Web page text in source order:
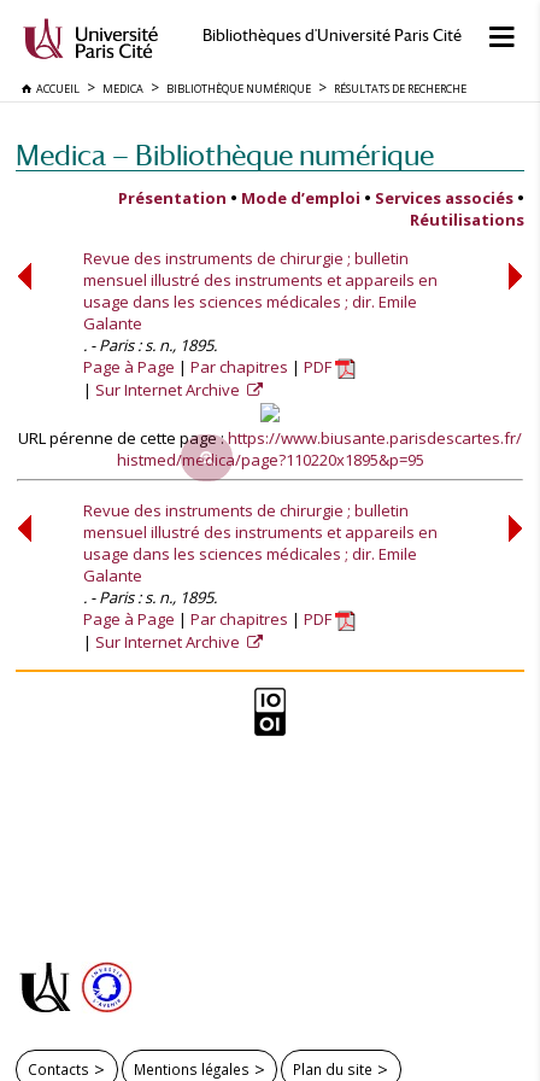
Bibliothèques d'Université Paris Cité
ACCUEIL MEDICA BIBLIOTHÈQUE NUMÉRIQUE RÉSULTATS DE RECHERCHE
Medica — Bibliothèque numérique
Présentation • Mode d’emploi • Services associés •
Réutilisations
Revue des instruments de chirurgie ; bulletin
mensuel illustré des instruments et appareils en
usage dans les sciences médicales ; dir. Emile
Galante
. - Paris : s. n., 1895.
Page à Page
Par chapitres
PDF
Sur Internet Archive
URL pérenne de cette page :https://www.biusante.parisdescartes.fr/
histmed/medica/page?110220x1895&p=95
Revue des instruments de chirurgie ; bulletin
mensuel illustré des instruments et appareils en
usage dans les sciences médicales ; dir. Emile
Galante
. - Paris : s. n., 1895.
Page à Page
Par chapitres
PDF
Sur Internet Archive
Contacts Mentions légales Plan du site